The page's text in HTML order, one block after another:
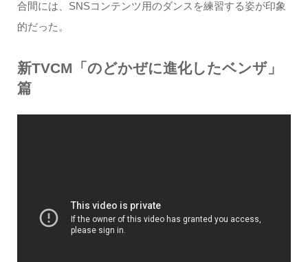
合間には、SNSコンテンツ用のダンスを練習する姿が印象
的だった。
新TVCM「のどかぜに進化したベンザ」
篇